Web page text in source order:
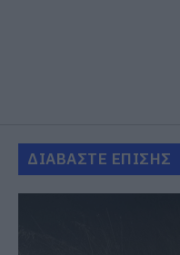
ΔΙΑΒΑΣΤΕ ΕΠΙΣΗΣ